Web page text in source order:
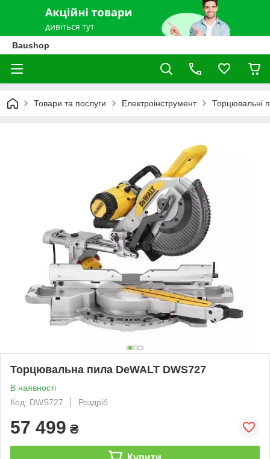
Baushop
Товари та послуги Електроінструмент Торцювальні
Торцювальна пила DeWALT DWS727
В наявності
Код: DWS727
Роздріб
57 499 ₴